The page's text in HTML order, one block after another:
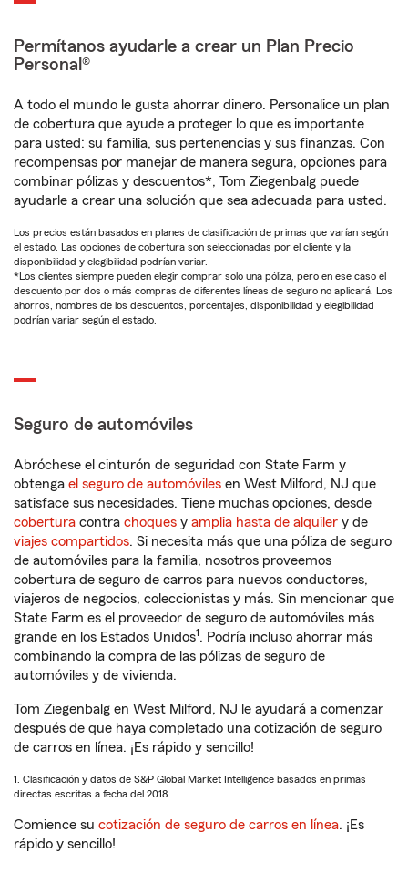
Permítanos ayudarle a crear un Plan Precio
Personal®
A todo el mundo le gusta ahorrar dinero. Personalice un plan
de cobertura que ayude a proteger lo que es importante
para usted: su familia, sus pertenencias y sus finanzas. Con
recompensas por manejar de manera segura, opciones para
combinar pólizas y descuentos*, Tom Ziegenbalg puede
ayudarle a crear una solución que sea adecuada para usted.
Los precios están basados en planes de clasificación de primas que varían según
el estado. Las opciones de cobertura son seleccionadas por el cliente y la
disponibilidad y elegibilidad podrían variar.
*Los clientes siempre pueden elegir comprar solo una póliza, pero en ese caso el
descuento por dos o más compras de diferentes líneas de seguro no aplicará. Los
ahorros, nombres de los descuentos, porcentajes, disponibilidad y elegibilidad
podrían variar según el estado.
Seguro de automóviles
Abróchese el cinturón de seguridad con State Farm y
obtenga el seguro de automóviles en West Milford, NJ que
satisface sus necesidades. Tiene muchas opciones, desde
cobertura contra choques y amplia hasta de alquiler y de
viajes compartidos. Si necesita más que una póliza de seguro
de automóviles para la familia, nosotros proveemos
cobertura de seguro de carros para nuevos conductores,
viajeros de negocios, coleccionistas y más. Sin mencionar que
State Farm es el proveedor de seguro de automóviles más
grande en los Estados Unidos1. Podría incluso ahorrar más
combinando la compra de las pólizas de seguro de
automóviles y de vivienda.
Tom Ziegenbalg en West Milford, NJ le ayudará a comenzar
después de que haya completado una cotización de seguro
de carros en línea. ¡Es rápido y sencillo!
1. Clasificación y datos de S&P Global Market Intelligence basados en primas
directas escritas a fecha del 2018.
Comience su cotización de seguro de carros en línea. ¡Es
rápido y sencillo!